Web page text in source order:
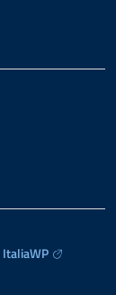
ItaliaWP